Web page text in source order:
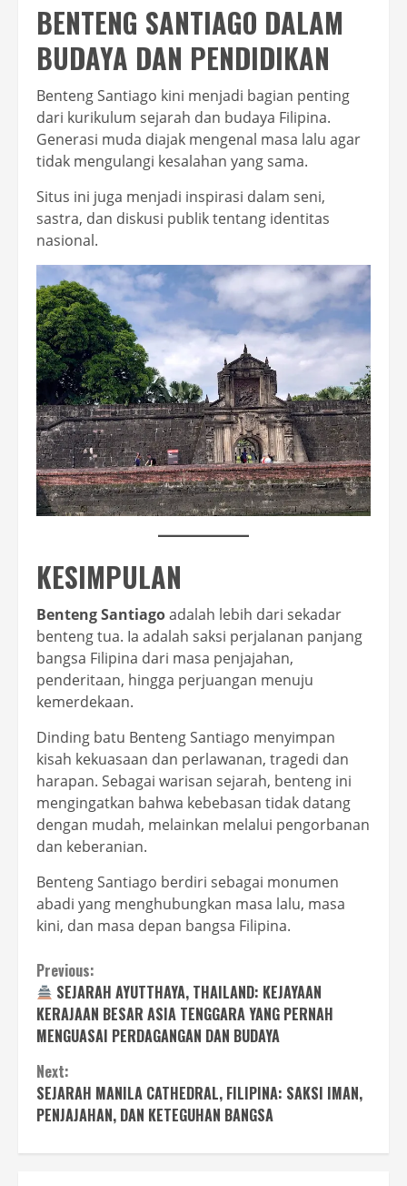
BENTENG SANTIAGO DALAM
BUDAYA DAN PENDIDIKAN
Benteng Santiago kini menjadi bagian penting
dari kurikulum sejarah dan budaya Filipina.
Generasi muda diajak mengenal masa lalu agar
tidak mengulangi kesalahan yang sama.
Situs ini juga menjadi inspirasi dalam seni,
sastra, dan diskusi publik tentang identitas
nasional.
KESIMPULAN
Benteng Santiagoadalah lebih dari sekadar
benteng tua. Ia adalah saksi perjalanan panjang
bangsa Filipina dari masa penjajahan,
penderitaan, hingga perjuangan menuju
kemerdekaan.
Dinding batu Benteng Santiago menyimpan
kisah kekuasaan dan perlawanan, tragedi dan
harapan. Sebagai warisan sejarah, benteng ini
mengingatkan bahwa kebebasan tidak datang
dengan mudah, melainkan melalui pengorbanan
dan keberanian.
Benteng Santiago berdiri sebagai monumen
abadi yang menghubungkan masa lalu, masa
kini, dan masa depan bangsa Filipina.
Continue
Reading
Previous:
SEJARAH AYUTTHAYA, THAILAND: KEJAYAAN
KERAJAAN BESAR ASIA TENGGARA YANG PERNAH
MENGUASAI PERDAGANGAN DAN BUDAYA
Next:
SEJARAH MANILA CATHEDRAL, FILIPINA: SAKSI IMAN,
PENJAJAHAN, DAN KETEGUHAN BANGSA